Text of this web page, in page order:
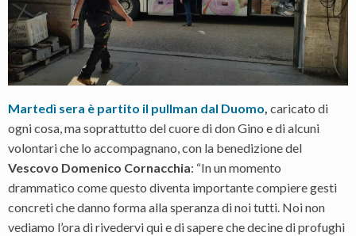
Martedì sera è partito il pullman dal Duomo, caricato di
ogni cosa, ma soprattutto del cuore di don Gino e di alcuni
volontari che lo accompagnano, con la benedizione del
Vescovo Domenico Cornacchia: “In un momento
drammatico come questo diventa importante compiere gesti
concreti che danno forma alla speranza di noi tutti. Noi non
vediamo l’ora di rivedervi qui e di sapere che decine di profughi